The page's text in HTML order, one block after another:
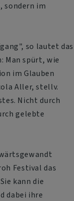
sondern im
so lautet das
Man spürt, wie
im Glauben
Aller, stellv.
Nicht durch
gelebte
Festival das
kann die
dabei ihre